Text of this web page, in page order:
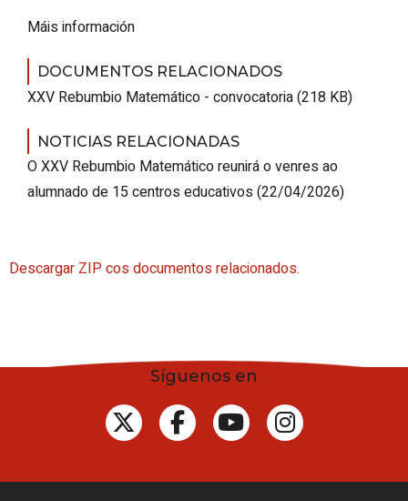
Máis información
DOCUMENTOS RELACIONADOS
XXV Rebumbio Matemático - convocatoria (218 KB)
NOTICIAS RELACIONADAS
O XXV Rebumbio Matemático reunirá o venres ao
alumnado de 15 centros educativos (22/04/2026)
Descargar ZIP cos documentos relacionados.
Síguenos en